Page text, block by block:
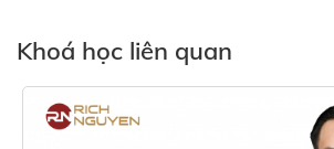
Khoá học liên quan